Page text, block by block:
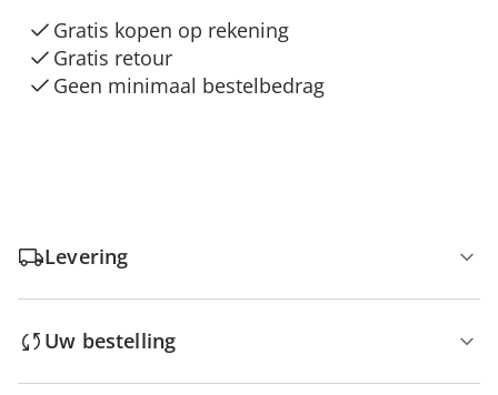
Gratis kopen op rekening
Gratis retour
Geen minimaal bestelbedrag
Levering
Uw bestelling